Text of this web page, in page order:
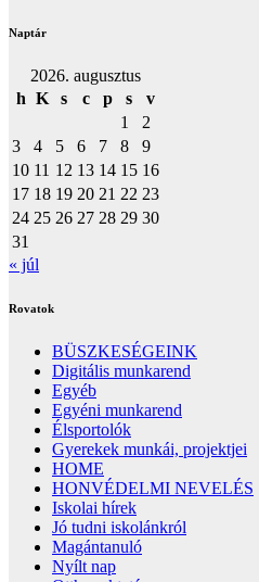
Naptár
2026. augusztus
h K s c p s
v
1
2
3
4 5 6 7 8
9
10 11 12 13 14 15 16
17 18 19 20 21 22 23
24 25 26 27 28 29 30
31
« júl
Rovatok
BÜSZKESÉGEINK
Digitális munkarend
Egyéb
Egyéni munkarend
Élsportolók
Gyerekek munkái, projektjei
HOME
HONVÉDELMI NEVELÉS
Iskolai hírek
Jó tudni iskolánkról
Magántanuló
Nyílt nap